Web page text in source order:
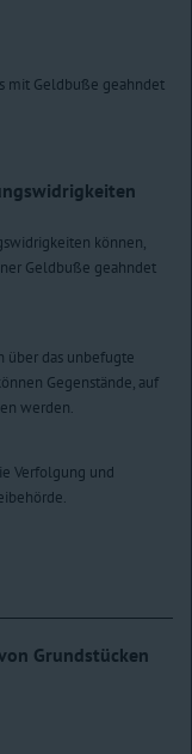
mit Geldbuße geahndet
können,
Geldbuße geahndet
über das unbefugte
Gegenstände, auf
werden.
Verfolgung und
Grundstücken